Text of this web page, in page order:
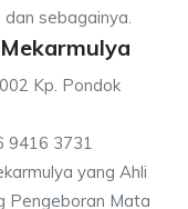
sebagainya.
Kp. Pondok
9416 3731
yang Ahli
Pengeboran Mata